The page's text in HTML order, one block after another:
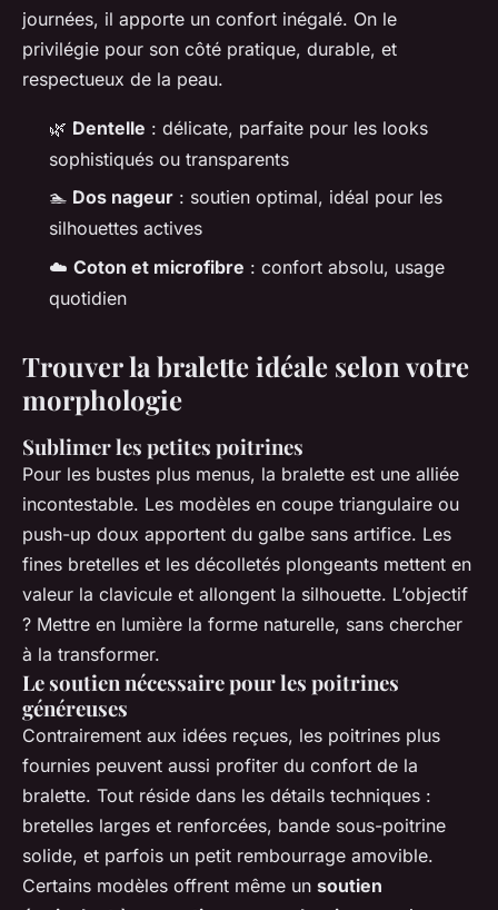
journées, il apporte un confort inégalé. On le
privilégie pour son côté pratique, durable, et
respectueux de la peau.
🌿 Dentelle : délicate, parfaite pour les looks
sophistiqués ou transparents
🏊 Dos nageur : soutien optimal, idéal pour les
silhouettes actives
☁️ Coton et microfibre : confort absolu, usage
quotidien
Trouver la bralette idéale selon votre
morphologie
Sublimer les petites poitrines
Pour les bustes plus menus, la bralette est une alliée
incontestable. Les modèles en coupe triangulaire ou
push-up doux apportent du galbe sans artifice. Les
fines bretelles et les décolletés plongeants mettent en
valeur la clavicule et allongent la silhouette. L’objectif
? Mettre en lumière la forme naturelle, sans chercher
à la transformer.
Le soutien nécessaire pour les poitrines
généreuses
Contrairement aux idées reçues, les poitrines plus
fournies peuvent aussi profiter du confort de la
bralette. Tout réside dans les détails techniques :
bretelles larges et renforcées, bande sous-poitrine
solide, et parfois un petit rembourrage amovible.
Certains modèles offrent même un soutien